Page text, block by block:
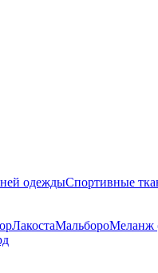
одеждыСпортивные
ЛакостаМальбороМеланж